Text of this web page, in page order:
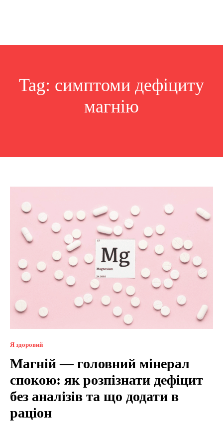
Tag: симптоми дефіциту
магнію
Я здоровий
Магній — головний мінерал
спокою: як розпізнати дефіцит
без аналізів та що додати в
раціон